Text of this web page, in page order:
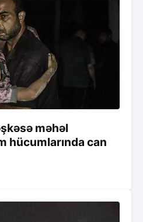
məhəl
hücumlarında can